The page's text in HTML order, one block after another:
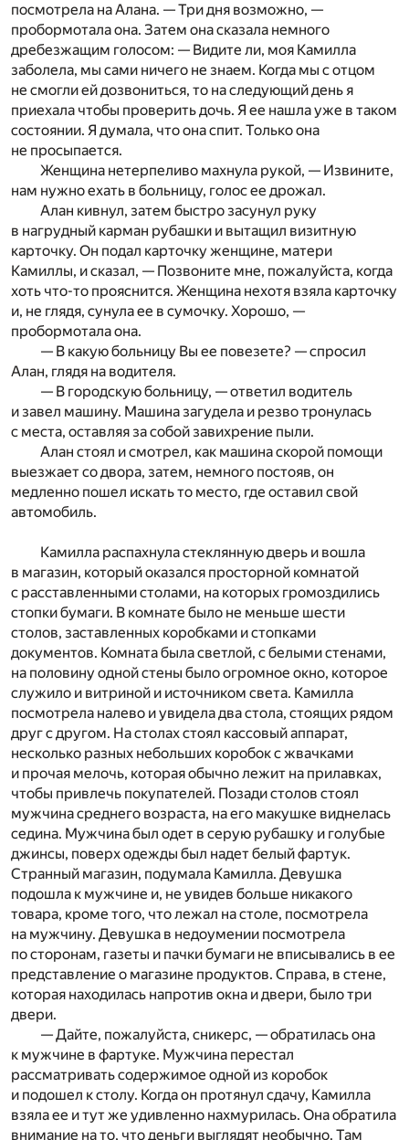
посмотрела на Алана. — Три дня возможно, —
пробормотала она. Затем она сказала немного
дребезжащим голосом: — Видите ли, моя Камилла
заболела, мы сами ничего не знаем. Когда мы с отцом
не смогли ей дозвониться, то на следующий день я
приехала чтобы проверить дочь. Я ее нашла уже в таком
состоянии. Я думала, что она спит. Только она
не просыпается.
Женщина нетерпеливо махнула рукой, — Извините,
нам нужно ехать в больницу, голос ее дрожал.
Алан кивнул, затем быстро засунул руку
в нагрудный карман рубашки и вытащил визитную
карточку. Он подал карточку женщине, матери
Камиллы, и сказал, — Позвоните мне, пожалуйста, когда
хоть что-то прояснится. Женщина нехотя взяла карточку
и, не глядя, сунула ее в сумочку. Хорошо, —
пробормотала она.
— В какую больницу Вы ее повезете? — спросил
Алан, глядя на водителя.
— В городскую больницу, — ответил водитель
и завел машину. Машина загудела и резво тронулась
с места, оставляя за собой завихрение пыли.
Алан стоял и смотрел, как машина скорой помощи
выезжает со двора, затем, немного постояв, он
медленно пошел искать то место, где оставил свой
автомобиль.
Камилла распахнула стеклянную дверь и вошла
в магазин, который оказался просторной комнатой
с расставленными столами, на которых громоздились
стопки бумаги. В комнате было не меньше шести
столов, заставленных коробками и стопками
документов. Комната была светлой, с белыми стенами,
на половину одной стены было огромное окно, которое
служило и витриной и источником света. Камилла
посмотрела налево и увидела два стола, стоящих рядом
друг с другом. На столах стоял кассовый аппарат,
несколько разных небольших коробок с жвачками
и прочая мелочь, которая обычно лежит на прилавках,
чтобы привлечь покупателей. Позади столов стоял
мужчина среднего возраста, на его макушке виднелась
седина. Мужчина был одет в серую рубашку и голубые
джинсы, поверх одежды был надет белый фартук.
Странный магазин, подумала Камилла. Девушка
подошла к мужчине и, не увидев больше никакого
товара, кроме того, что лежал на столе, посмотрела
на мужчину. Девушка в недоумении посмотрела
по сторонам, газеты и пачки бумаги не вписывались в ее
представление о магазине продуктов. Справа, в стене,
которая находилась напротив окна и двери, было три
двери.
— Дайте, пожалуйста, сникерс, — обратилась она
к мужчине в фартуке. Мужчина перестал
рассматривать содержимое одной из коробок
и подошел к столу. Когда он протянул сдачу, Камилла
взяла ее и тут же удивленно нахмурилась. Она обратила
внимание на то, что деньги выглядят необычно. Там